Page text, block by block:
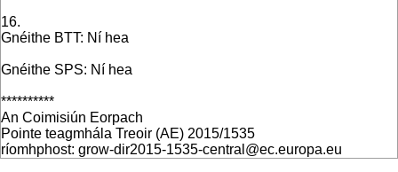
16.
Gnéithe BTT: Ní hea
Gnéithe SPS: Ní hea
**********
An Coimisiún Eorpach
Pointe teagmhála Treoir (AE) 2015/1535
ríomhphost: grow-dir2015-1535-central@ec.europa.eu